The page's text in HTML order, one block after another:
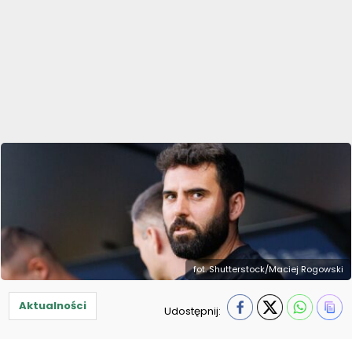
fot. Shutterstock/Maciej Rogowski
Aktualności Udostępnij: